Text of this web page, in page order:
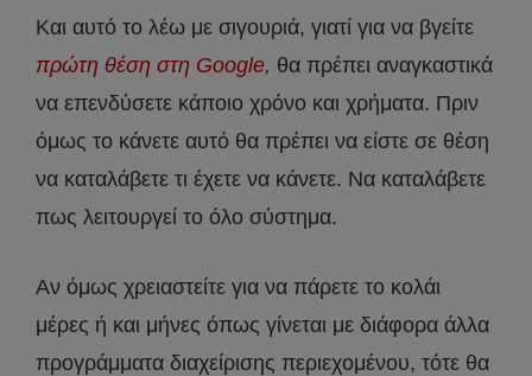
Και αυτό το λέω με σιγουριά, γιατί για να βγείτε
πρώτη θέση στη Google, θα πρέπει αναγκαστικά
να επενδύσετε κάποιο χρόνο και χρήματα. Πριν
όμως το κάνετε αυτό θα πρέπει να είστε σε θέση
να καταλάβετε τι έχετε να κάνετε. Να καταλάβετε
πως λειτουργεί το όλο σύστημα.
Αν όμως χρειαστείτε για να πάρετε το κολάι
μέρες ή και μήνες όπως γίνεται με διάφορα άλλα
προγράμματα διαχείρισης περιεχομένου, τότε θα